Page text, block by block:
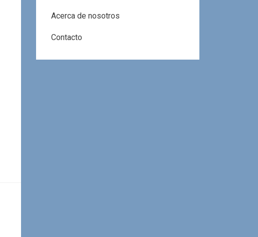
Acerca de nosotros
Contacto